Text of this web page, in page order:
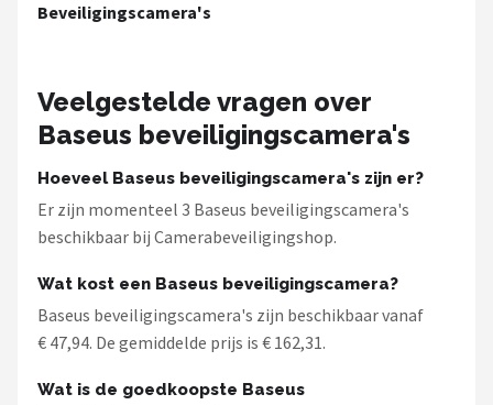
Beveiligingscamera's
Veelgestelde vragen over
Baseus beveiligingscamera's
Hoeveel Baseus beveiligingscamera's zijn er?
Er zijn momenteel 3 Baseus beveiligingscamera's
beschikbaar bij Camerabeveiligingshop.
Wat kost een Baseus beveiligingscamera?
Baseus beveiligingscamera's zijn beschikbaar vanaf
€ 47,94. De gemiddelde prijs is € 162,31.
Wat is de goedkoopste Baseus